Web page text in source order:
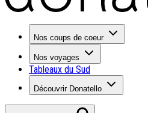
Nos coups de coeur
Nos voyages
Tableaux du Sud
Découvrir Donatello